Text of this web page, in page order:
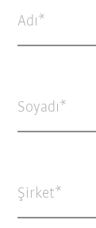
Adı
Soyadı
Şirket